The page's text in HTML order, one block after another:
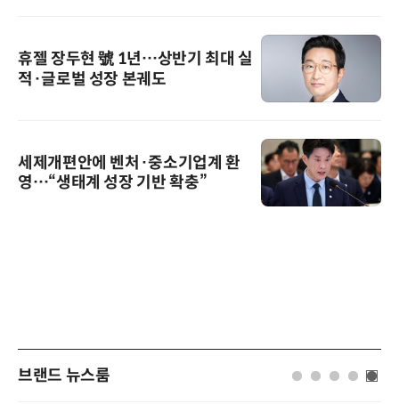
휴젤 장두현 號 1년…상반기 최대 실
적·글로벌 성장 본궤도
세제개편안에 벤처·중소기업계 환
영…“생태계 성장 기반 확충”
브랜드 뉴스룸